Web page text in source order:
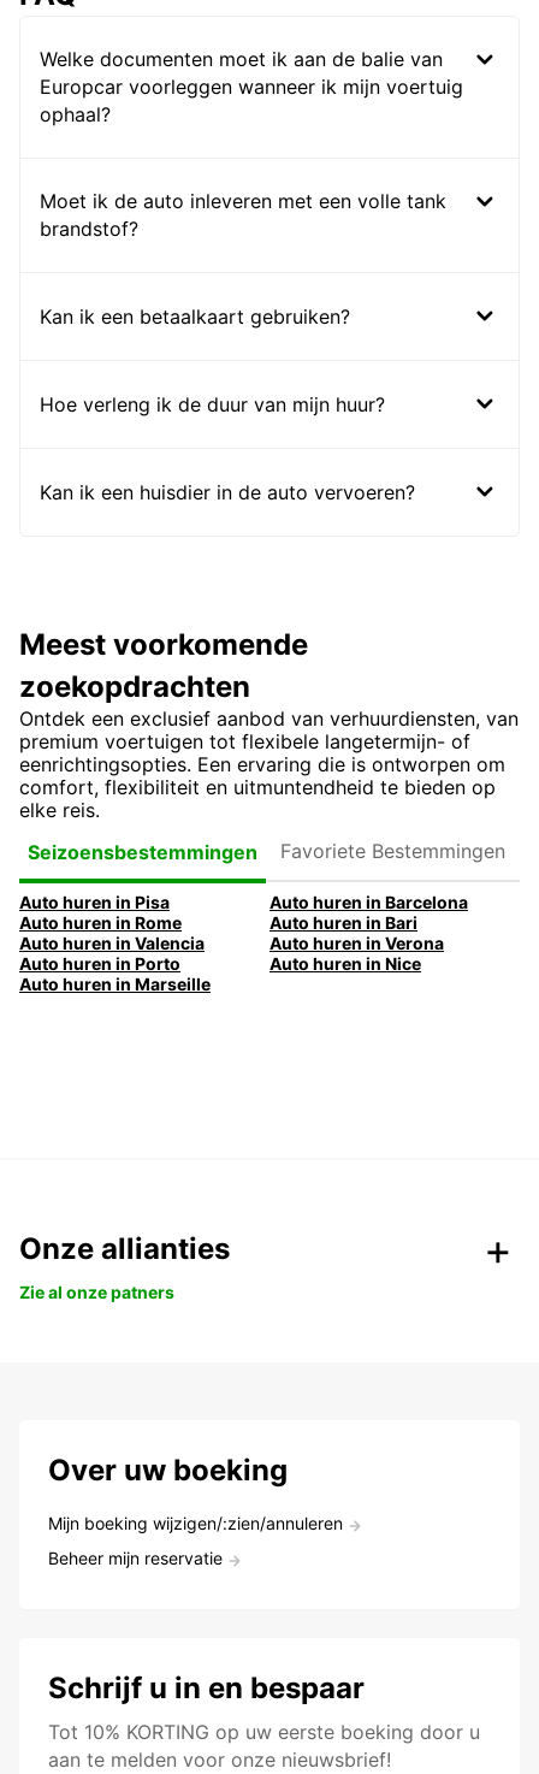
Welke documenten moet ik aan de balie van
Europcar voorleggen wanneer ik mijn voertuig
ophaal?
Moet ik de auto inleveren met een volle tank
brandstof?
Kan ik een betaalkaart gebruiken?
Hoe verleng ik de duur van mijn huur?
Kan ik een huisdier in de auto vervoeren?
Meest voorkomende
zoekopdrachten
Ontdek een exclusief aanbod van verhuurdiensten, van
premium voertuigen tot flexibele langetermijn- of
eenrichtingsopties. Een ervaring die is ontworpen om
comfort, flexibiliteit en uitmuntendheid te bieden op
elke reis.
Seizoensbestemmingen
Bestemmingen
Auto huren in Pisa
Auto huren in Barcelona
Auto huren in Rome
Auto huren in Bari
Auto huren in Valencia
Auto huren in Verona
Auto huren in Porto
Auto huren in Nice
Auto huren in Marseille
Onze allianties
Zie al onze patners
Over uw boeking
Mijn boeking wijzigen/:zien/annuleren
Beheer mijn reservatie
Schrijf u in en bespaar
Tot 10% KORTING op uw eerste boeking door u
aan te melden voor onze nieuwsbrief!